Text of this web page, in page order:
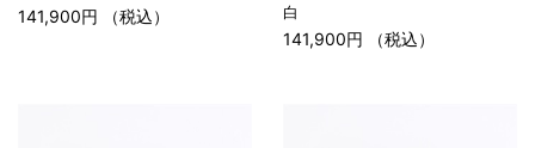
141,900円 （税込）
白
141,900円 （税込）